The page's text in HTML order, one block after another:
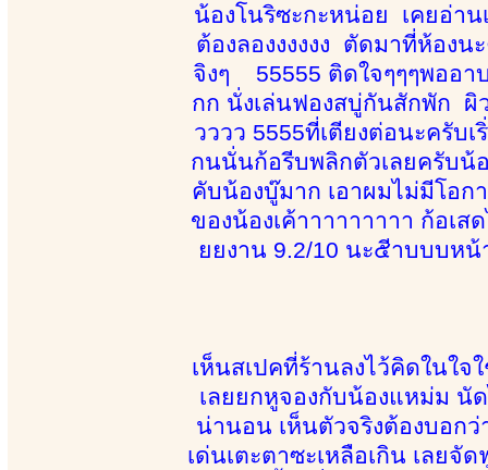
น้องโนริซะกะหน่อย เคยอ่า
ต้องลองงงงงง ตัดมาที่ห้อง
จิงๆ 55555 ติดใจๆๆๆพออ
กก นั่งเล่นฟองสบู่กันสักพัก ผิ
วววว 5555ที่เตียงต่อนะครั
กนนั่นก้อรีบพลิกตัวเลยครับน้
คับน้องบู๊มาก เอาผมไม่มีโอก
ของน้องเค้าาาาาาาาา ก้อเ
ยยงาน 9.2/10 นะ๕ีาบบบหน้
เห็นสเปคที่ร้านลงไว้คิดในใจ
เลยยกหูจองกับน้องแหม่ม นั
น่านอน เห็นตัวจริงต้องบอก
เด่นเตะตาซะเหลือเกิน เลย